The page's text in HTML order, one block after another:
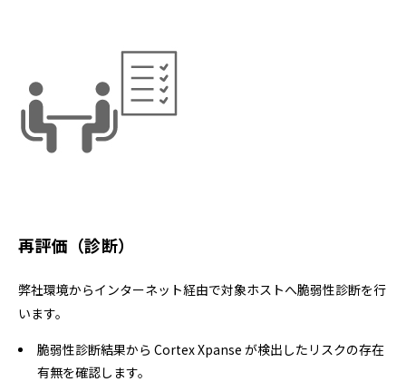
再評価（診断）
弊社環境からインターネット経由で対象ホストへ脆弱性診断を行
います。
脆弱性診断結果から Cortex Xpanse が検出したリスクの存在
有無を確認します。